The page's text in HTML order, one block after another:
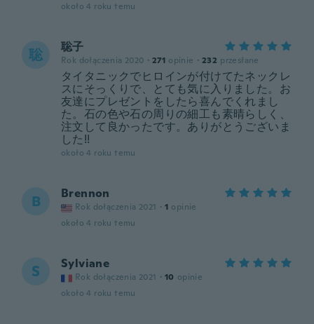
około 4 roku temu
聡 聡子
Rok dołączenia 2020 · 271 opinie · 232 przesłane
タイタニックでヒロインが付けてたネックレ
スにそっくりで、とても気に入りました。お
友達にプレゼントをしたら喜んでくれまし
た。石の色や石の周りの細工も素晴らしく、
注文して良かったです。ありがとうございま
した!!
około 4 roku temu
B Brennon
Rok dołączenia 2021 · 1 opinie
około 4 roku temu
S Sylviane
Rok dołączenia 2021 · 10 opinie
około 4 roku temu